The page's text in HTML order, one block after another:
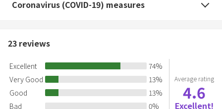
Coronavirus (COVID-19) measures
23 reviews
Excellent 74%
Very Good
13%
Good
13%
Bad
0%
Average rating
4.6
Excellent!